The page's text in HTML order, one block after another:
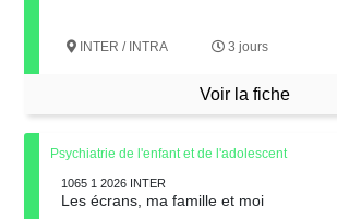
INTER / INTRA 3 jours
Voir la fiche
Psychiatrie de l'enfant et de l'adolescent
1065 1 2026 INTER
Les écrans, ma famille et moi